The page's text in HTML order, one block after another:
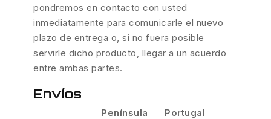
pondremos en contacto con usted
inmediatamente para comunicarle el nuevo
plazo de entrega o, si no fuera posible
servirle dicho producto, llegar a un acuerdo
entre ambas partes.
Envíos
Península Portugal